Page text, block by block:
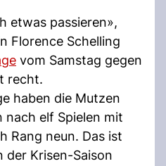
etwas passieren»,
Florence Schelling
vom Samstag gegen
recht.
haben die Mutzen
nach elf Spielen mit
Rang neun. Das ist
der Krisen-Saison